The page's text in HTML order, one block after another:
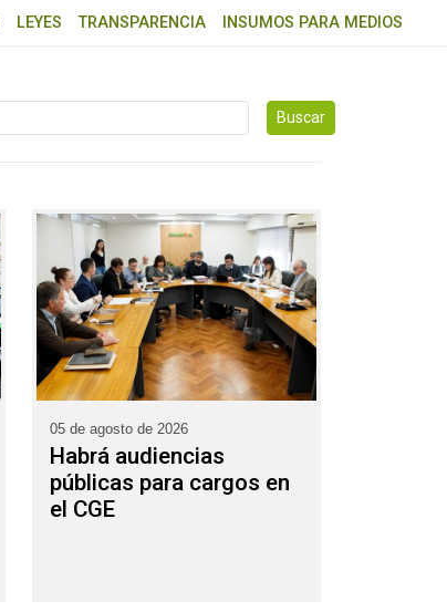
LEYES TRANSPARENCIA INSUMOS PARA MEDIOS
Buscar
05 de agosto de 2026
Habrá audiencias
públicas para cargos en
el CGE